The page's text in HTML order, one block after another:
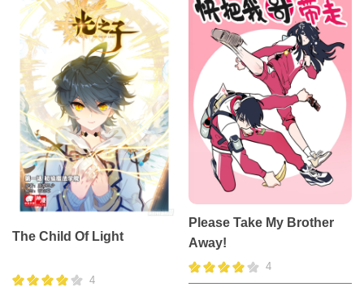
The Child Of Light
4
Please Take My Brother
Away!
4